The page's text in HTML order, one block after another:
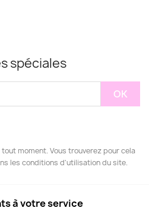
spéciales
moment. Vous trouverez pour cela
les conditions d'utilisation du site.
à votre service